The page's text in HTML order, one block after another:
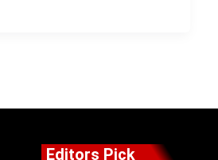
Editors Pick